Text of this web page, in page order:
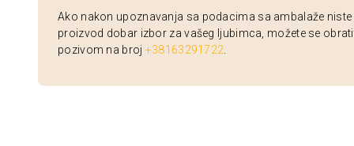
Ako nakon upoznavanja sa podacima sa ambalaže niste
proizvod dobar izbor za vašeg ljubimca, možete se
pozivom na broj +38163291722